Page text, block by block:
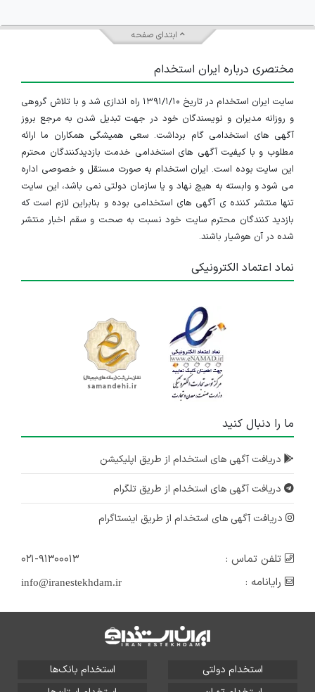
ابتدای صفحه
مختصری درباره ایران استخدام
سایت ایران استخدام در تاریخ ۱۳۹۱/۱/۱۰ راه اندازی شد و با تلاش گروهی
و روزانه مدیران و نویسندگان خود در جهت تبدیل شدن به مرجع بروز
آگهی های استخدامی گام برداشت. سعی همیشگی همکاران ما ارائه
مطلوب و با کیفیت آگهی های استخدامی خدمت بازدیدکنندگان محترم
این سایت بوده است. ایران استخدام به صورت مستقل و خصوصی اداره
می شود و وابسته به هیچ نهاد و یا سازمان دولتی نمی باشد، این سایت
تنها منتشر کننده ی آگهی های استخدامی بوده و بنابراین لازم است که
بازدید کنندگان محترم سایت خود نسبت به صحت و سقم اخبار منتشر
شده در آن هوشیار باشند.
نماد اعتماد الکترونیکی
ما را دنبال کنید
دریافت آگهی های استخدام از طریق اپلیکیشن
دریافت آگهی های استخدام از طریق تلگرام
دریافت آگهی های استخدام از طریق اینستاگرام
تلفن تماس :
۰۲۱-۹۱۳۰۰۰۱۳
رایانامه :
info@iranestekhdam.ir
استخدام دولتی
استخدام بانک‌ها